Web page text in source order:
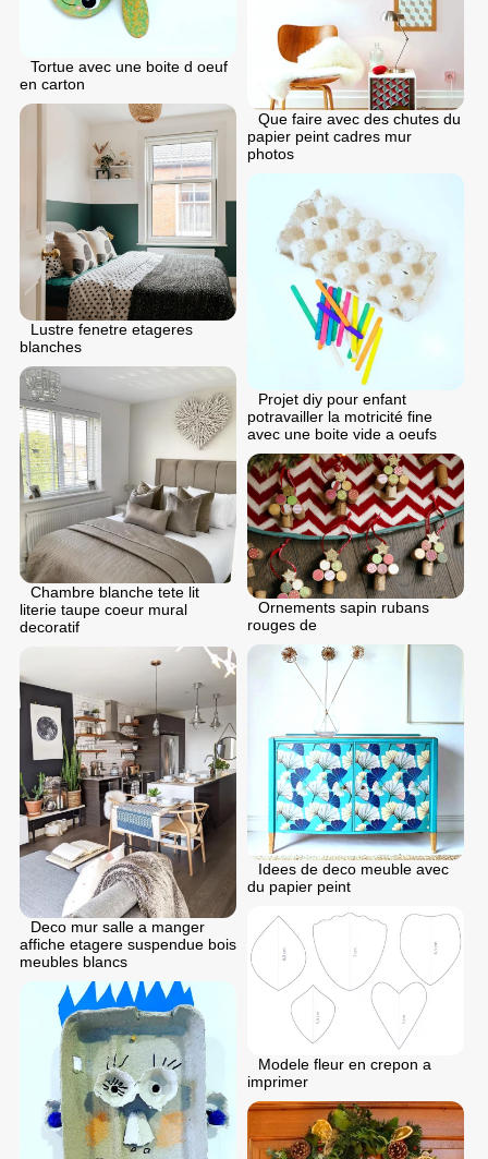
Tortue avec une boite d oeuf
en carton
Que faire avec des chutes du
papier peint cadres mur
photos
Lustre fenetre etageres
blanches
Projet diy pour enfant
potravailler la motricité fine
avec une boite vide a oeufs
Chambre blanche tete lit
literie taupe coeur mural
decoratif
Ornements sapin rubans
rouges de
Idees de deco meuble avec
du papier peint
Deco mur salle a manger
affiche etagere suspendue bois
meubles blancs
Modele fleur en crepon a
imprimer